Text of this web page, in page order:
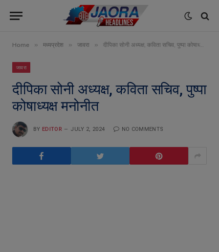
Home » मध्यप्रदेश » जावरा » दीपिका सोनी अध्यक्ष, कविता सचिव, पुष्पा कोषाध्यक्ष मनोनीत
जावरा
दीपिका सोनी अध्यक्ष, कविता सचिव, पुष्पा
कोषाध्यक्ष मनोनीत
BY EDITOR JULY 2, 2024 NO COMMENTS